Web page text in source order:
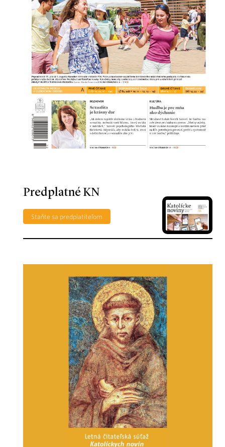
Predplatné KN
Staňte sa predplatiteľom